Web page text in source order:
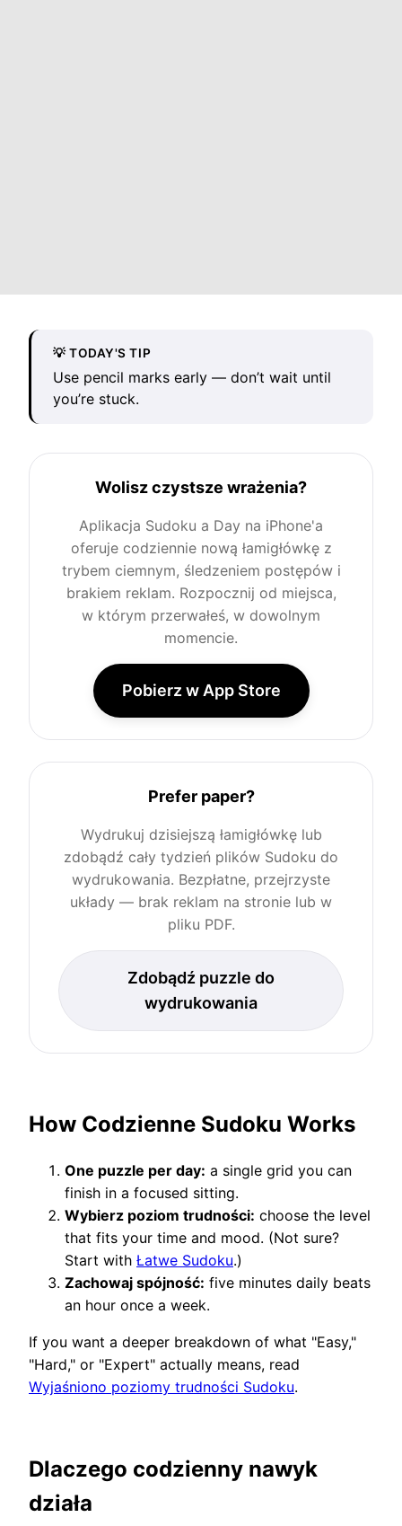
💡 TODAY'S TIP
Use pencil marks early — don’t wait until
you’re stuck.
Wolisz czystsze wrażenia?
Aplikacja Sudoku a Day na iPhone'a
oferuje codziennie nową łamigłówkę z
trybem ciemnym, śledzeniem postępów i
brakiem reklam. Rozpocznij od miejsca,
w którym przerwałeś, w dowolnym
momencie.
Pobierz w App Store
Prefer paper?
Wydrukuj dzisiejszą łamigłówkę lub
zdobądź cały tydzień plików Sudoku do
wydrukowania. Bezpłatne, przejrzyste
układy — brak reklam na stronie lub w
pliku PDF.
Zdobądź puzzle do
wydrukowania
How Codzienne Sudoku Works
One puzzle per day: a single grid you can
finish in a focused sitting.
Wybierz poziom trudności: choose the level
that fits your time and mood. (Not sure?
Start with Łatwe Sudoku.)
Zachowaj spójność: five minutes daily beats
an hour once a week.
If you want a deeper breakdown of what "Easy,"
"Hard," or "Expert" actually means, read
Wyjaśniono poziomy trudności Sudoku.
Dlaczego codzienny nawyk
działa